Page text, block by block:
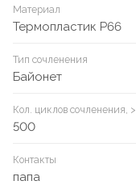
Материал
Термопластик P66
Тип сочленения
Байонет
Кол. циклов сочленения, >
500
Контакты
папа